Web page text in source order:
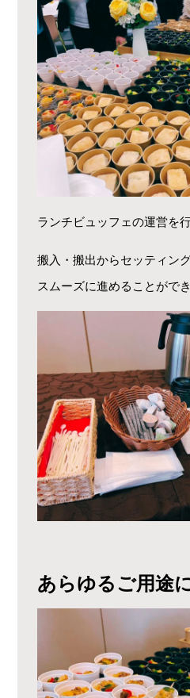
ランチビュッフェの運営を
搬入・搬出からセッティン
スムーズに進めることがで
あらゆるご用途